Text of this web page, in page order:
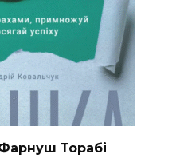
Торабі